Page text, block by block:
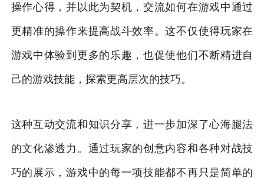
操作心得，并以此为契机，交流如何在游戏中通过
更精准的操作来提高战斗效率。这不仅使得玩家在
游戏中体验到更多的乐趣，也促使他们不断精进自
己的游戏技能，探索更高层次的技巧。
这种互动交流和知识分享，进一步加深了心海腿法
的文化渗透力。通过玩家的创意内容和各种对战技
巧的展示，游戏中的每一项技能都不再只是简单的